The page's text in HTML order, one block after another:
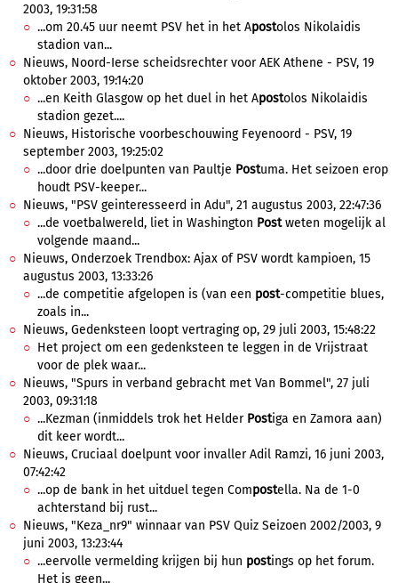
2003, 19:31:58
...om 20.45 uur neemt PSV het in het Apostolos Nikolaidis
stadion van...
Nieuws, Noord-Ierse scheidsrechter voor AEK Athene - PSV, 19
oktober 2003, 19:14:20
...en Keith Glasgow op het duel in het Apostolos Nikolaidis
stadion gezet....
Nieuws, Historische voorbeschouwing Feyenoord - PSV, 19
september 2003, 19:25:02
...door drie doelpunten van Paultje Postuma. Het seizoen erop
houdt PSV-keeper...
Nieuws, "PSV geinteresseerd in Adu", 21 augustus 2003, 22:47:36
...de voetbalwereld, liet in Washington Postweten mogelijk al
volgende maand...
Nieuws, Onderzoek Trendbox: Ajax of PSV wordt kampioen, 15
augustus 2003, 13:33:26
...de competitie afgelopen is (van een post-competitie blues,
zoals in...
Nieuws, Gedenksteen loopt vertraging op, 29 juli 2003, 15:48:22
Het project om een gedenksteen te leggen in de Vrijstraat
voor de plek waar...
Nieuws, "Spurs in verband gebracht met Van Bommel", 27 juli
2003, 09:31:18
...Kezman (inmiddels trok het Helder Postiga en Zamora aan)
dit keer wordt...
Nieuws, Cruciaal doelpunt voor invaller Adil Ramzi, 16 juni 2003,
07:42:42
...op de bank in het uitduel tegen Compostella. Na de 1-0
achterstand bij rust...
Nieuws, "Keza_nr9" winnaar van PSV Quiz Seizoen 2002/2003, 9
juni 2003, 13:23:44
...eervolle vermelding krijgen bij hun postings op het forum.
Het is geen...